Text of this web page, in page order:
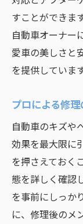
すことができま
自動車オーナー
愛車の美しさと
を提供しています
プロによる修
自動車のキズや
効果を最大限に
を押さえておく
態を詳しく確認
を事前にしっか
に、修理後のメ